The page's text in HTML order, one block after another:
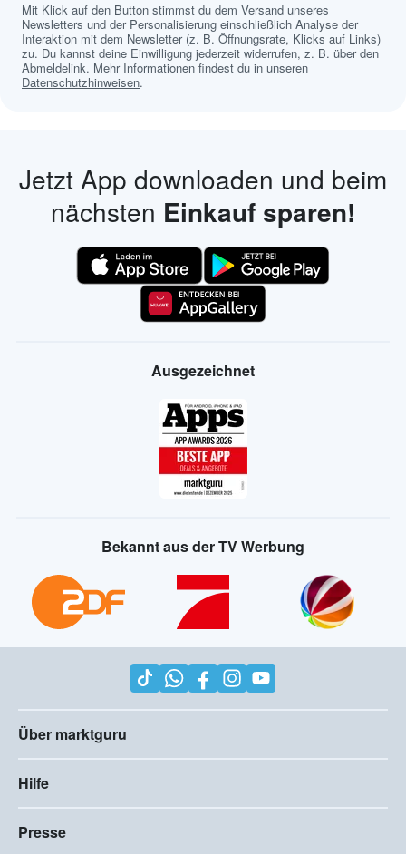
Mit Klick auf den Button stimmst du dem Versand unseres
Newsletters und der Personalisierung einschließlich Analyse der
Interaktion mit dem Newsletter (z. B. Öffnungsrate, Klicks auf Links)
zu. Du kannst deine Einwilligung jederzeit widerrufen, z. B. über den
Abmeldelink. Mehr Informationen findest du in unseren
Datenschutzhinweisen.
Jetzt App downloaden und beim
nächsten Einkauf sparen!
Ausgezeichnet
Bekannt aus der TV Werbung
Über marktguru
Hilfe
Presse